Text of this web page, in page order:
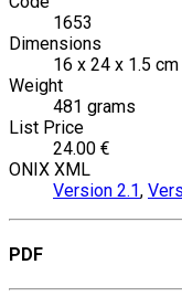
1653
Dimensions
16 x 24 x 1.5 cm
Weight
481 grams
List Price
24.00 €
ONIX XML
Version 2.1,
PDF